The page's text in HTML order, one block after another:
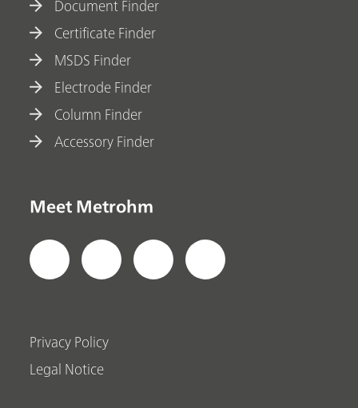
Document Finder
Certificate Finder
MSDS Finder
Electrode Finder
Column Finder
Accessory Finder
Meet Metrohm
Privacy Policy
Legal Notice